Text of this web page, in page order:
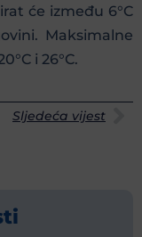
će između 6°C
Maksimalne
i 26°C.
Sljedeća vijest